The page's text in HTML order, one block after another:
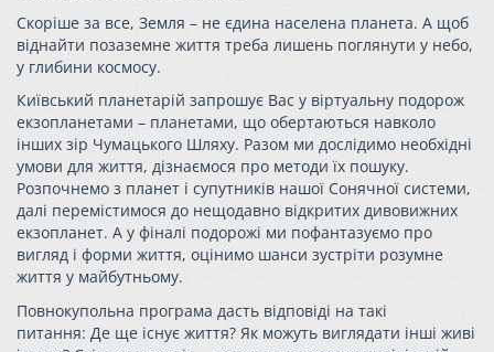
Скоріше за все, Земля – не єдина населена планета. А щоб
віднайти позаземне життя треба лишень поглянути у небо,
у глибини космосу.
Київський планетарій запрошує Вас у віртуальну подорож
екзопланетами – планетами, що обертаються навколо
інших зір Чумацького Шляху. Разом ми дослідимо необхідні
умови для життя, дізнаємося про методи їх пошуку.
Розпочнемо з планет і супутників нашої Сонячної системи,
далі перемістимося до нещодавно відкритих дивовижних
екзопланет. А у фіналі подорожі ми пофантазуємо про
вигляд і форми життя, оцінимо шанси зустріти розумне
життя у майбутньому.
Повнокупольна програма дасть відповіді на такі
питання: Де ще існує життя? Як можуть виглядати інші живі